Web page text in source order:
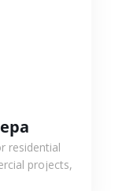
residential
projects,